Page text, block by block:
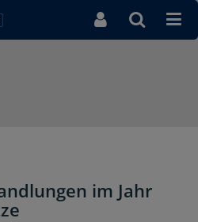
im Jahr